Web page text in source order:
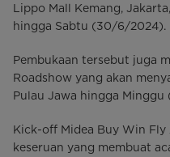
Lippo Mall Kemang,
hingga Sabtu (30/6/2024).
Pembukaan tersebut juga
Roadshow yang akan
Pulau Jawa hingga Minggu
Kick-off Midea Buy Win Fly
keseruan yang membuat